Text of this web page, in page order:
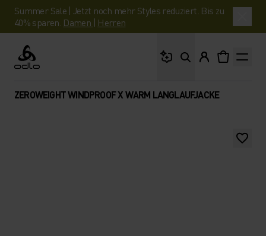
Summer Sale | Jetzt noch mehr Styles reduziert. Bis zu
40% sparen. Damen | Herren
Odlo
ZEROWEIGHT WINDPROOF X WARM LANGLAUFJACKE